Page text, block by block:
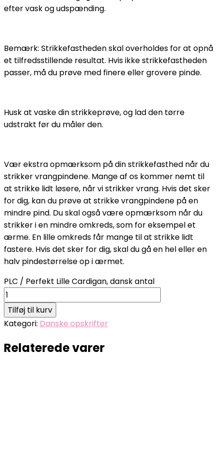
efter vask og udspænding.
Bemærk: Strikkefastheden skal overholdes for at opnå
et tilfredsstillende resultat. Hvis ikke strikkefastheden
passer, må du prøve med finere eller grovere pinde.
Husk at vaske din strikkeprøve, og lad den tørre
udstrakt før du måler den.
Vær ekstra opmærksom på din strikkefasthed når du
strikker vrangpindene. Mange af os kommer nemt til
at strikke lidt løsere, når vi strikker vrang. Hvis det sker
for dig, kan du prøve at strikke vrangpindene på en
mindre pind. Du skal også være opmærksom når du
strikker i en mindre omkreds, som for eksempel et
ærme. En lille omkreds får mange til at strikke lidt
fastere. Hvis det sker for dig, skal du gå en hel eller en
halv pindestørrelse op i ærmet.
PLC / Perfekt Lille Cardigan, dansk antal
Tilføj til kurv
Kategori: Danske opskrifter
Relaterede varer